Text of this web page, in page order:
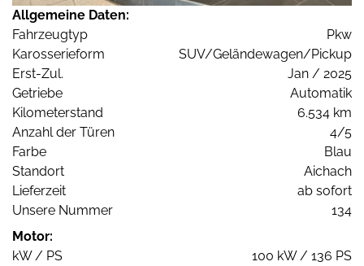
Allgemeine Daten:
Fahrzeugtyp
Pkw
Karosserieform
SUV/Geländewagen/Pickup
Erst-Zul.
Jan / 2025
Getriebe
Automatik
Kilometerstand
6.534 km
Anzahl der Türen
4/5
Farbe
Blau
Standort
Aichach
Lieferzeit
ab sofort
Unsere Nummer
134
Motor:
kW / PS
100 kW / 136 PS